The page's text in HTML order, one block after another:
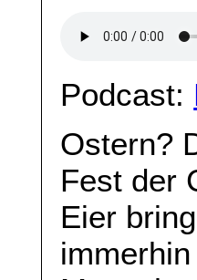
Podcast:
Ostern?
Fest der
Eier